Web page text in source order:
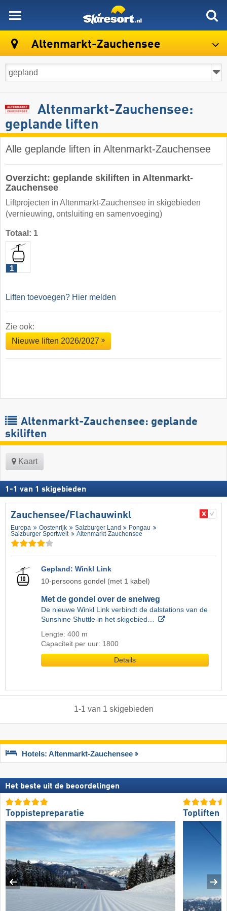
Altenmarkt-Zauchensee
Altenmarkt-Zauchensee:
geplande liften
Alle geplande liften in Altenmarkt-Zauchensee
Overzicht: geplande skiliften in Altenmarkt-
Zauchensee
Liftprojecten in Altenmarkt-Zauchensee in skigebieden
(vernieuwing, ontsluiting en samenvoeging)
Totaal: 1
1
Liften toevoegen? Hier melden
Zie ook:
Nieuwe liften 2026/2027
Altenmarkt-Zauchensee: geplande
skiliften
Kaart
1 -1 van 1 skigebieden
Zauchensee/​Flachauwinkl
Europa Oostenrijk Salzburger Land
Pongau
Salzburger Sportwelt
Altenmarkt-Zauchensee
Gepland: Winkl Link
10-persoons gondel (met 1 kabel)
Met de gondel over de snelweg
De nieuwe Winkl Link verbindt de dalstations van de
Sunshine Shuttle in het skigebied…
Lengte: 400 m
Capaciteit per uur: 1800
Details
1-1 van 1 skigebieden
Hotels: Altenmarkt-Zauchensee
Het beste uit de beoordelingen
Toppistepreparatie Topliften